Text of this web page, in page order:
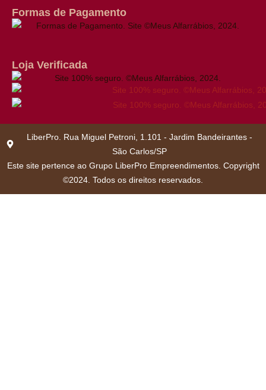
Formas de Pagamento
Loja Verificada
LiberPro. Rua Miguel Petroni, 1.101 - Jardim Bandeirantes -
São Carlos/SP
Este site pertence ao Grupo LiberPro Empreendimentos. Copyright
©2024. Todos os direitos reservados.